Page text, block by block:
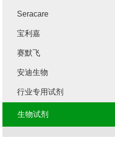
Seracare
宝利嘉
赛默飞
安迪生物
行业专用试剂
生物试剂